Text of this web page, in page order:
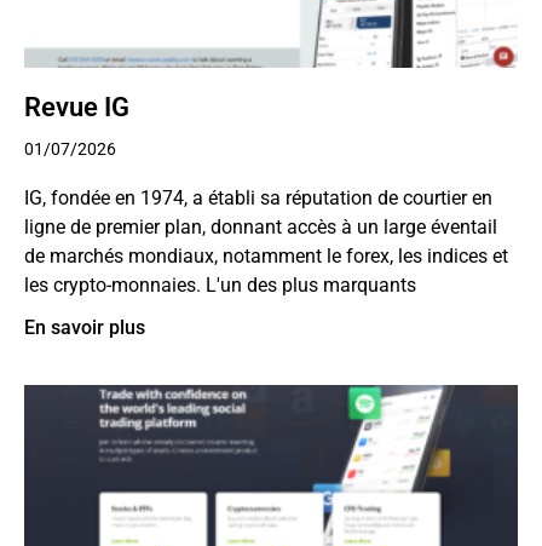
Revue IG
01/07/2026
IG, fondée en 1974, a établi sa réputation de courtier en
ligne de premier plan, donnant accès à un large éventail
de marchés mondiaux, notamment le forex, les indices et
les crypto-monnaies. L'un des plus marquants
En savoir plus